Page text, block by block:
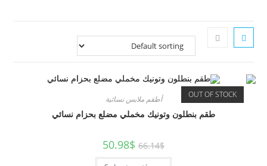
OUT OF STOCK أطقم ملابس نسائية
طقم بنطلون وتونيك مخملي مضلع بحزام نسائي
66.14$
50.98$